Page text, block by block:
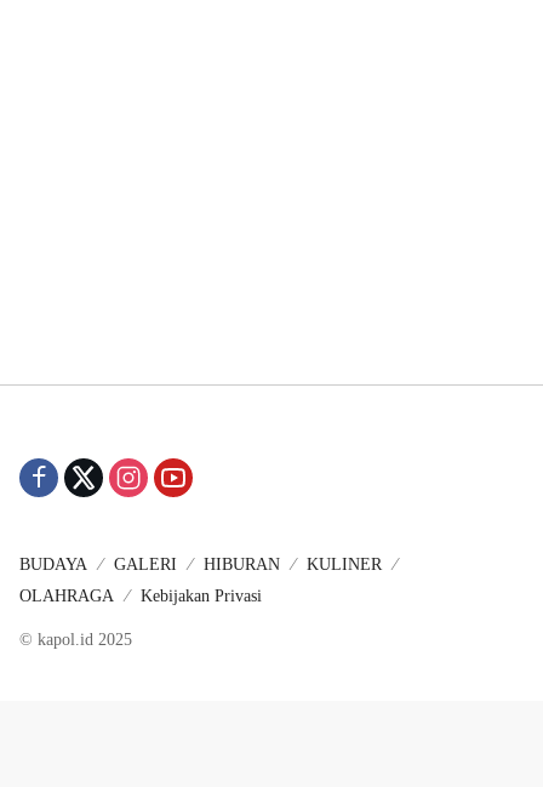
BUDAYA GALERI HIBURAN
KULINER
OLAHRAGA
Kebijakan Privasi
© kapol.id 2025